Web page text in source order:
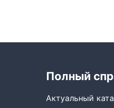
Полный
Актуальный